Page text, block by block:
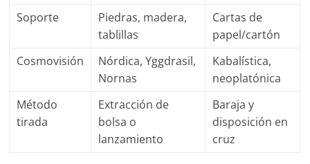
Soporte
Piedras, madera,
tablillas
Cartas de
papel/cartón
Cosmovisión
Nórdica, Yggdrasil,
Nornas
Kabalística,
neoplatónica
Método
tirada
Extracción de
bolsa o
lanzamiento
Baraja y
disposición en
cruz